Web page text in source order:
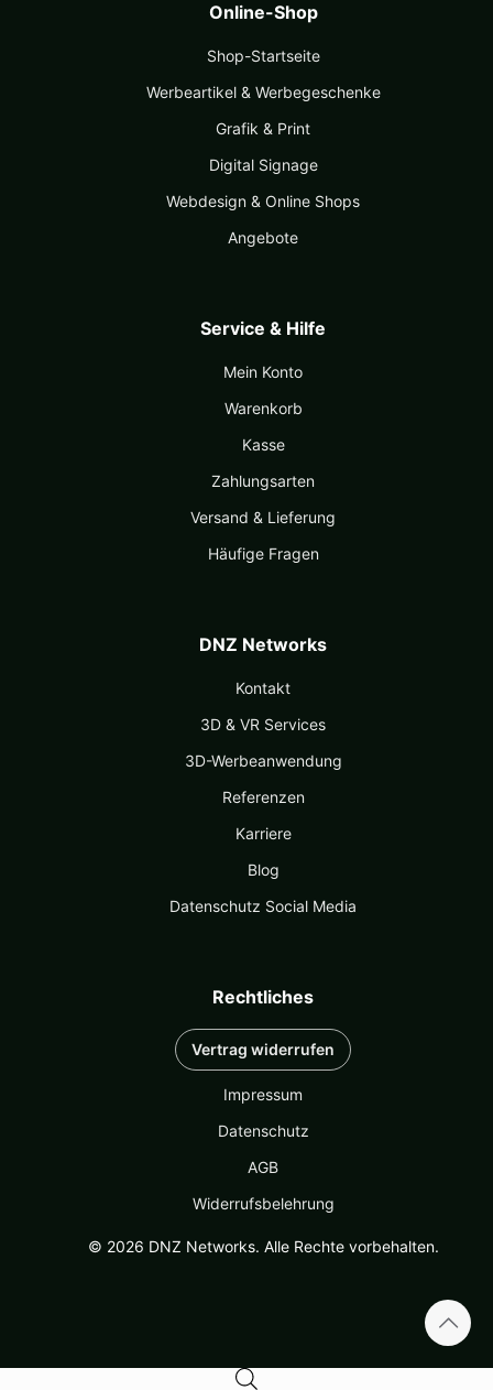
Online-Shop
Shop-Startseite
Werbeartikel & Werbegeschenke
Grafik & Print
Digital Signage
Webdesign & Online Shops
Angebote
Service & Hilfe
Mein Konto
Warenkorb
Kasse
Zahlungsarten
Versand & Lieferung
Häufige Fragen
DNZ Networks
Kontakt
3D & VR Services
3D-Werbeanwendung
Referenzen
Karriere
Blog
Datenschutz Social Media
Rechtliches
Vertrag widerrufen
Impressum
Datenschutz
AGB
Widerrufsbelehrung
© 2026 DNZ Networks. Alle Rechte vorbehalten.